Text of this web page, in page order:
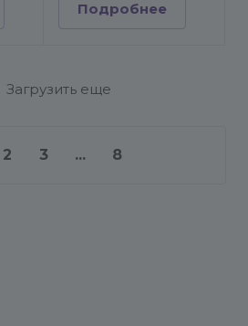
Подробнее
Загрузить еще
2 3 ... 8